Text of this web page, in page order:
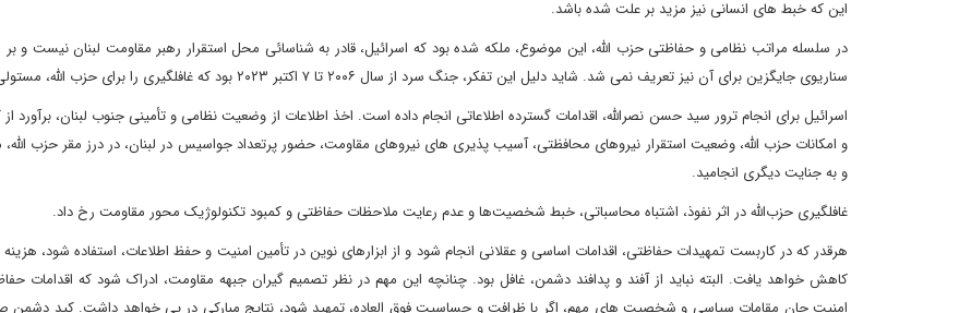
این که خبط های انسانی نیز مزید بر علت شده باشد.
در سلسله مراتب نظامی و حفاظتی حزب الله، این موضوع، ملکه شده بود که اسرائیل، قادر به شناسائی محل استقرار رهبر مقاومت لبنان نیست و
سناریوی جایگزین برای آن نیز تعریف نمی شد. شاید دلیل این تفکر، جنگ سرد از سال ۲۰۰۶ تا ۷ اکتبر ۲۰۲۳ بود که غافلگیری را برای حزب الله، مستولی ساخت.
اسرائیل برای انجام ترور سید حسن نصرالله، اقدامات گسترده اطلاعاتی انجام داده است. اخذ اطلاعات از وضعیت نظامی و تأمینی جنوب لبنان، برآورد
و امکانات حزب الله، وضعیت استقرار نیروهای محافظتی، آسیب پذیری های نیروهای مقاومت، حضور پرتعداد جواسیس در لبنان، در درز مقر حزب
و به جنایت دیگری انجامید.
غافلگیری حزب‌الله در اثر نفوذ، اشتباه محاسباتی، خبط شخصیت‌ها و عدم رعایت ملاحظات حفاظتی و کمبود تکنولوژیک محور مقاومت‌ رخ داد.
هرقدر که در کاربست تمهیدات حفاظتی، اقدامات اساسی و عقلانی انجام شود و از ابزارهای نوین در تأمین امنیت و حفظ اطلاعات، استفاده شود،
کاهش خواهد یافت. البته‌ نباید از آفند و پدافند دشمن، غافل بود. چنانچه این مهم در نظر تصمیم گیران جبهه مقاومت، ادراک شود که اقدامات
امنیت جان مقامات سیاسی و شخصیت های مهم، اگر با ظرافت و حساسیت فوق العاده، تمهید شود، نتایج مبارکی در پی خواهد داشت. کید دشمن